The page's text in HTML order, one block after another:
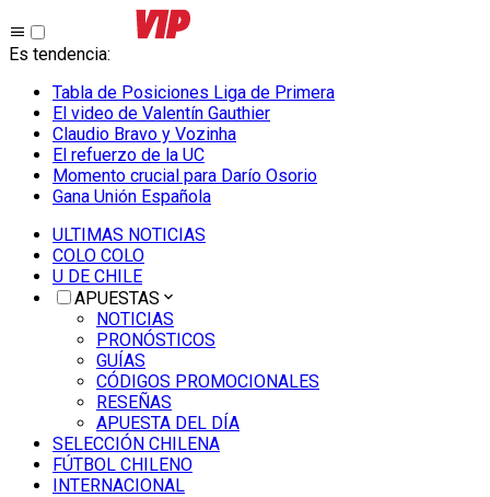
Es tendencia:
Tabla de Posiciones Liga de Primera
El video de Valentín Gauthier
Claudio Bravo y Vozinha
El refuerzo de la UC
Momento crucial para Darío Osorio
Gana Unión Española
ULTIMAS NOTICIAS
COLO COLO
U DE CHILE
APUESTAS
NOTICIAS
PRONÓSTICOS
GUÍAS
CÓDIGOS PROMOCIONALES
RESEÑAS
APUESTA DEL DÍA
SELECCIÓN CHILENA
FÚTBOL CHILENO
INTERNACIONAL